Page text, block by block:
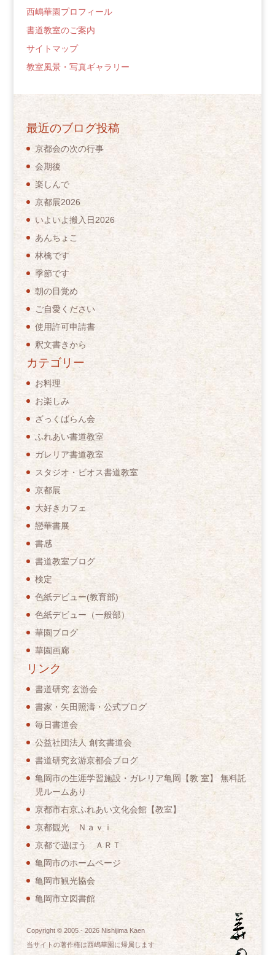
西嶋華園プロフィール
書道教室のご案内
サイトマップ
教室風景・写真ギャラリー
最近のブログ投稿
京都会の次の行事
会期後
楽しんで
京都展2026
いよいよ搬入日2026
あんちょこ
林檎です
季節です
朝の目覚め
ご自愛ください
使用許可申請書
釈文書きから
カテゴリー
お料理
お楽しみ
ざっくばらん会
ふれあい書道教室
ガレリア書道教室
スタジオ・ビオス書道教室
京都展
大好きカフェ
戀華書展
書感
書道教室ブログ
検定
色紙デビュー(教育部)
色紙デビュー（一般部）
華園ブログ
華園画廊
リンク
書道研究 玄游会
書家・矢田照濤・公式ブログ
毎日書道会
公益社団法人 創玄書道会
書道研究玄游京都会ブログ
亀岡市の生涯学習施設・ガレリア亀岡【教 室】 無料託
児ルームあり
京都市右京ふれあい文化会館【教室】
京都観光 Ｎａｖｉ
京都で遊ぼう ＡＲＴ
亀岡市のホームページ
亀岡市観光協会
亀岡市立図書館
Copyright © 2005 - 2026Nishijima Kaen
当サイトの著作権は西嶋華園に帰属します